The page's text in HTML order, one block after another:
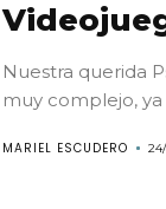
Nuestra querida
muy complejo, ya
MARIEL ESCUDERO